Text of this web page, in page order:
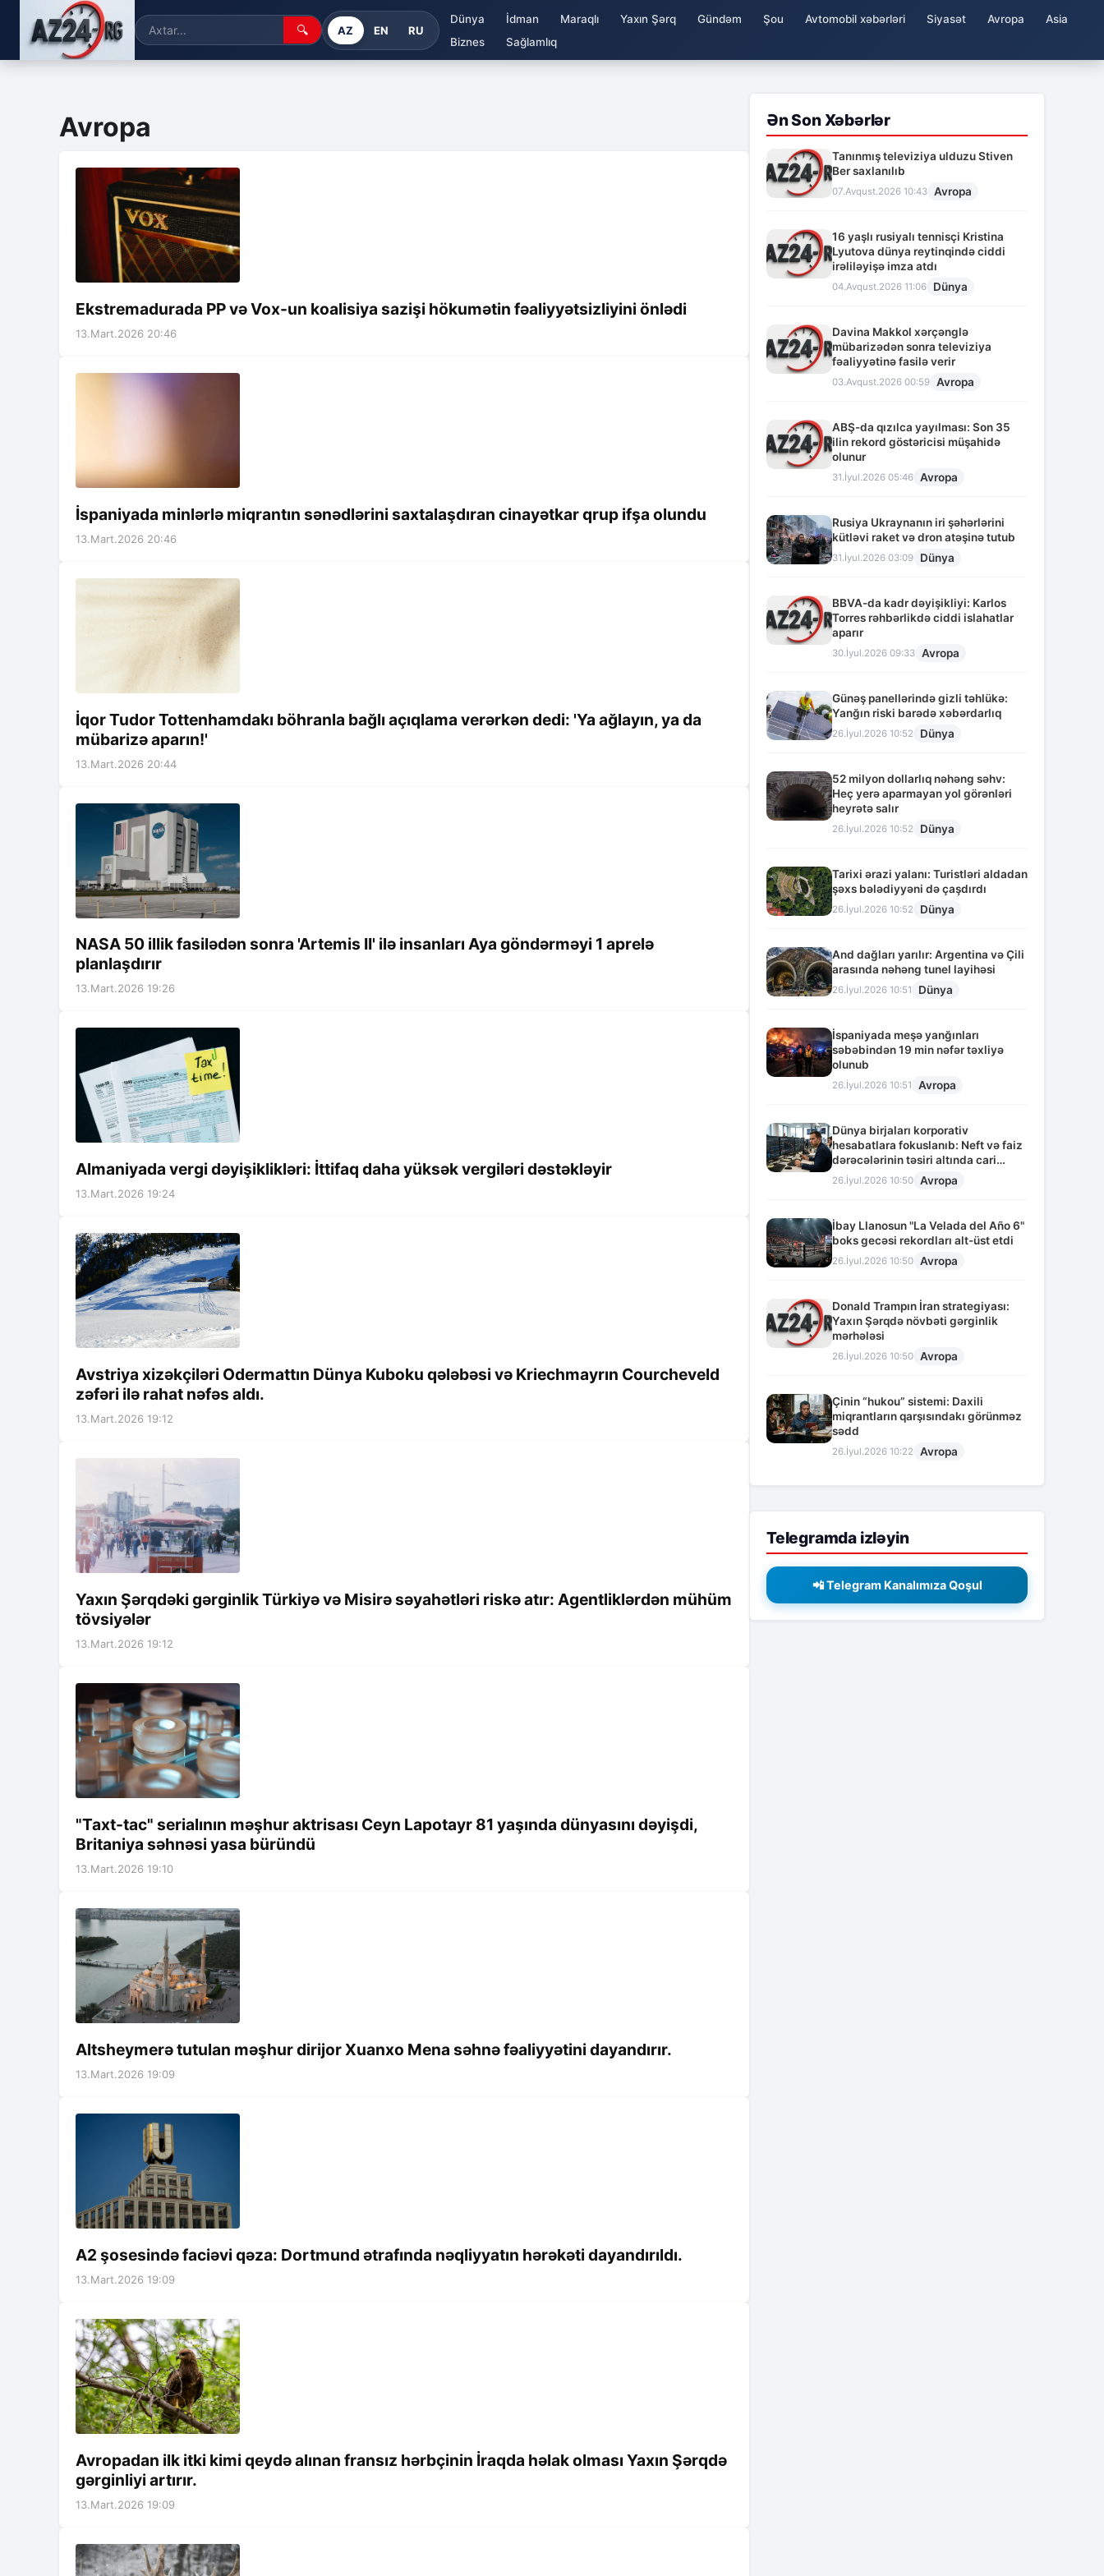
🔍 AZ EN RU
Dünya İdman Maraqlı Yaxın Şərq Gündəm Şou Avtomobil xəbərləri Siyasət Avropa
Asia
Biznes
Sağlamlıq
Avropa
Ekstremadurada PP və Vox-un koalisiya sazişi hökumətin fəaliyyətsizliyini önlədi
13.Mart.2026 20:46
İspaniyada minlərlə miqrantın sənədlərini saxtalaşdıran cinayətkar qrup ifşa olundu
13.Mart.2026 20:46
İqor Tudor Tottenhamdakı böhranla bağlı açıqlama verərkən dedi: 'Ya ağlayın, ya da
mübarizə aparın!'
13.Mart.2026 20:44
NASA 50 illik fasilədən sonra 'Artemis II' ilə insanları Aya göndərməyi 1 aprelə
planlaşdırır
13.Mart.2026 19:26
Almaniyada vergi dəyişiklikləri: İttifaq daha yüksək vergiləri dəstəkləyir
13.Mart.2026 19:24
Avstriya xizəkçiləri Odermattın Dünya Kuboku qələbəsi və Kriechmayrın Courcheveld
zəfəri ilə rahat nəfəs aldı.
13.Mart.2026 19:12
Yaxın Şərqdəki gərginlik Türkiyə və Misirə səyahətləri riskə atır: Agentliklərdən mühüm
tövsiyələr
13.Mart.2026 19:12
"Taxt-tac" serialının məşhur aktrisası Ceyn Lapotayr 81 yaşında dünyasını dəyişdi,
Britaniya səhnəsi yasa büründü
13.Mart.2026 19:10
Altsheymerə tutulan məşhur dirijor Xuanxo Mena səhnə fəaliyyətini dayandırır.
13.Mart.2026 19:09
A2 şosesində faciəvi qəza: Dortmund ətrafında nəqliyyatın hərəkəti dayandırıldı.
13.Mart.2026 19:09
Avropadan ilk itki kimi qeydə alınan fransız hərbçinin İraqda həlak olması Yaxın Şərqdə
gərginliyi artırır.
13.Mart.2026 19:09
Ən Son Xəbərlər
Tanınmış televiziya ulduzu Stiven
Ber saxlanılıb
07.Avqust.2026 10:43 Avropa
16 yaşlı rusiyalı tennisçi Kristina
Lyutova dünya reytinqində ciddi
irəliləyişə imza atdı
04.Avqust.2026 11:06 Dünya
Davina Makkol xərçənglə
mübarizədən sonra televiziya
fəaliyyətinə fasilə verir
03.Avqust.2026 00:59 Avropa
ABŞ-da qızılca yayılması: Son 35
ilin rekord göstəricisi müşahidə
olunur
31.İyul.2026 05:46 Avropa
Rusiya Ukraynanın iri şəhərlərini
kütləvi raket və dron atəşinə tutub
31.İyul.2026 03:09 Dünya
BBVA-da kadr dəyişikliyi: Karlos
Torres rəhbərlikdə ciddi islahatlar
aparır
30.İyul.2026 09:33 Avropa
Günəş panellərində gizli təhlükə:
Yanğın riski barədə xəbərdarlıq
26.İyul.2026 10:52 Dünya
52 milyon dollarlıq nəhəng səhv:
Heç yerə aparmayan yol görənləri
heyrətə salır
26.İyul.2026 10:52 Dünya
Tarixi ərazi yalanı: Turistləri aldadan
şəxs bələdiyyəni də çaşdırdı
26.İyul.2026 10:52 Dünya
And dağları yarılır: Argentina və Çili
arasında nəhəng tunel layihəsi
26.İyul.2026 10:51 Dünya
İspaniyada meşə yanğınları
səbəbindən 19 min nəfər təxliyə
olunub
26.İyul.2026 10:51 Avropa
Dünya birjaları korporativ
hesabatlara fokuslanıb: Neft və faiz
dərəcələrinin təsiri altında cari
vəziyyət
26.İyul.2026 10:50 Avropa
İbay Llanosun "La Velada del Año 6"
boks gecəsi rekordları alt-üst etdi
26.İyul.2026 10:50 Avropa
Donald Trampın İran strategiyası:
Yaxın Şərqdə növbəti gərginlik
mərhələsi
26.İyul.2026 10:50 Avropa
Çinin “hukou” sistemi: Daxili
miqrantların qarşısındakı görünməz
sədd
26.İyul.2026 10:22 Avropa
Telegramda izləyin
📲 Telegram Kanalımıza Qoşul